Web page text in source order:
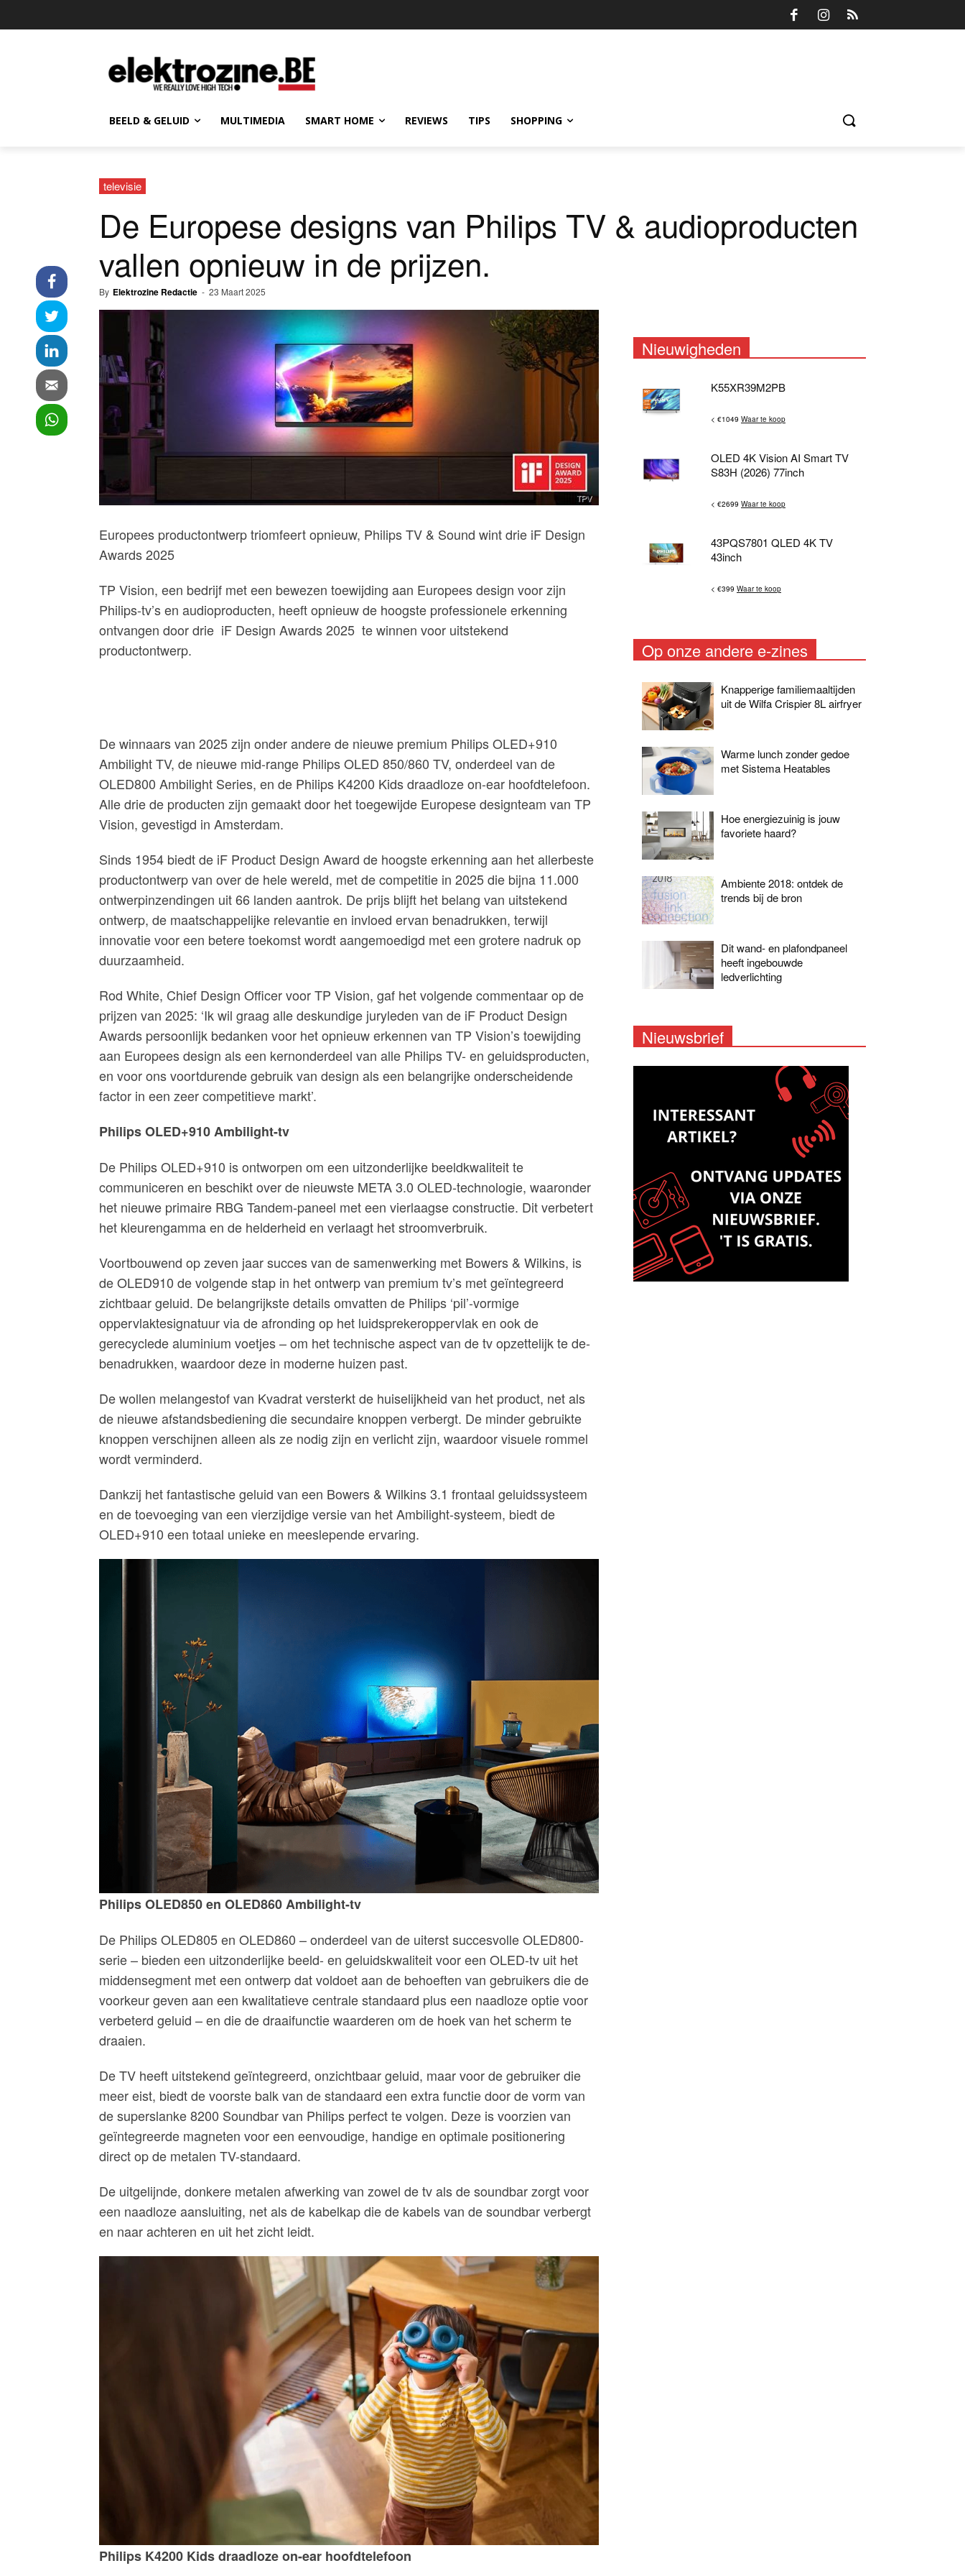
BEELD & GELUID MULTIMEDIA SMART HOME REVIEWS TIPS SHOPPING
televisie
De Europese designs van Philips TV & audioproducten
vallen opnieuw in de prijzen.
By Elektrozine Redactie - 23 Maart 2025
Europees productontwerp triomfeert opnieuw, Philips TV & Sound wint drie iF Design
Awards 2025
TP Vision, een bedrijf met een bewezen toewijding aan Europees design voor zijn
Philips-tv’s en audioproducten, heeft opnieuw de hoogste professionele erkenning
ontvangen door drie iF Design Awards 2025 te winnen voor uitstekend
productontwerp.
De winnaars van 2025 zijn onder andere de nieuwe premium Philips OLED+910
Ambilight TV, de nieuwe mid-range Philips OLED 850/860 TV, onderdeel van de
OLED800 Ambilight Series, en de Philips K4200 Kids draadloze on-ear hoofdtelefoon.
Alle drie de producten zijn gemaakt door het toegewijde Europese designteam van TP
Vision, gevestigd in Amsterdam.
Sinds 1954 biedt de iF Product Design Award de hoogste erkenning aan het allerbeste
productontwerp van over de hele wereld, met de competitie in 2025 die bijna 11.000
ontwerpinzendingen uit 66 landen aantrok. De prijs blijft het belang van uitstekend
ontwerp, de maatschappelijke relevantie en invloed ervan benadrukken, terwijl
innovatie voor een betere toekomst wordt aangemoedigd met een grotere nadruk op
duurzaamheid.
Rod White, Chief Design Officer voor TP Vision, gaf het volgende commentaar op de
prijzen van 2025: ‘Ik wil graag alle deskundige juryleden van de iF Product Design
Awards persoonlijk bedanken voor het opnieuw erkennen van TP Vision’s toewijding
aan Europees design als een kernonderdeel van alle Philips TV- en geluidsproducten,
en voor ons voortdurende gebruik van design als een belangrijke onderscheidende
factor in een zeer competitieve markt’.
Philips OLED+910 Ambilight-tv
De Philips OLED+910 is ontworpen om een ​​uitzonderlijke beeldkwaliteit te
communiceren en beschikt over de nieuwste META 3.0 OLED-technologie, waaronder
het nieuwe primaire RBG Tandem-paneel met een vierlaagse constructie. Dit verbetert
het kleurengamma en de helderheid en verlaagt het stroomverbruik.
Voortbouwend op zeven jaar succes van de samenwerking met Bowers & Wilkins, is
de OLED910 de volgende stap in het ontwerp van premium tv’s met geïntegreerd
zichtbaar geluid. De belangrijkste details omvatten de Philips ‘pil’-vormige
oppervlaktesignatuur via de afronding op het luidsprekeroppervlak en ook de
gerecyclede aluminium voetjes – om het technische aspect van de tv opzettelijk te de-
benadrukken, waardoor deze in moderne huizen past.
De wollen melangestof van Kvadrat versterkt de huiselijkheid van het product, net als
de nieuwe afstandsbediening die secundaire knoppen verbergt. De minder gebruikte
knoppen verschijnen alleen als ze nodig zijn en verlicht zijn, waardoor visuele rommel
wordt verminderd.
Dankzij het fantastische geluid van een Bowers & Wilkins 3.1 frontaal geluidssysteem
en de toevoeging van een vierzijdige versie van het Ambilight-systeem, biedt de
OLED+910 een totaal unieke en meeslepende ervaring.
Philips OLED850 en OLED860 Ambilight-tv
De Philips OLED805 en OLED860 – onderdeel van de uiterst succesvolle OLED800-
serie – bieden een uitzonderlijke beeld- en geluidskwaliteit voor een OLED-tv uit het
middensegment met een ontwerp dat voldoet aan de behoeften van gebruikers die de
voorkeur geven aan een kwalitatieve centrale standaard plus een naadloze optie voor
verbeterd geluid – en die de draaifunctie waarderen om de hoek van het scherm te
draaien.
De TV heeft uitstekend geïntegreerd, onzichtbaar geluid, maar voor de gebruiker die
meer eist, biedt de voorste balk van de standaard een extra functie door de vorm van
de superslanke 8200 Soundbar van Philips perfect te volgen. Deze is voorzien van
geïntegreerde magneten voor een eenvoudige, handige en optimale positionering
direct op de metalen TV-standaard.
De uitgelijnde, donkere metalen afwerking van zowel de tv als de soundbar zorgt voor
een naadloze aansluiting, net als de kabelkap die de kabels van de soundbar verbergt
en naar achteren en uit het zicht leidt.
Philips K4200 Kids draadloze on-ear hoofdtelefoon
Nieuwigheden
K55XR39M2PB
< €1049 Waar te koop
OLED 4K Vision AI Smart TV
S83H (2026) 77inch
< €2699 Waar te koop
43PQS7801 QLED 4K TV
43inch
< €399 Waar te koop
Op onze andere e-zines
Knapperige familiemaaltijden
uit de Wilfa Crispier 8L airfryer
Warme lunch zonder gedoe
met Sistema Heatables
Hoe energiezuinig is jouw
favoriete haard?
Ambiente 2018: ontdek de
trends bij de bron
Dit wand- en plafondpaneel
heeft ingebouwde
ledverlichting
Nieuwsbrief